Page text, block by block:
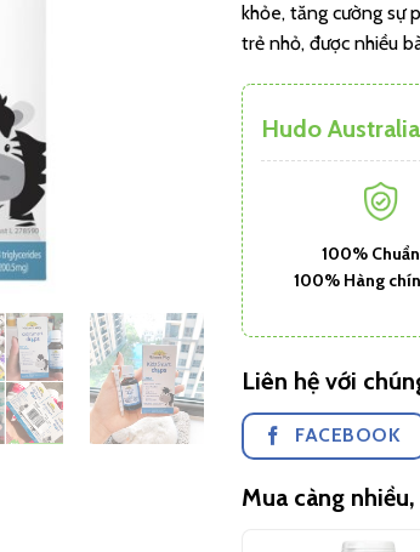
khỏe, tăng cường sự
trẻ nhỏ, được nhiều
Hudo
100%
100% Hàng
Liên hệ với
FACEBOOK
Mua càng